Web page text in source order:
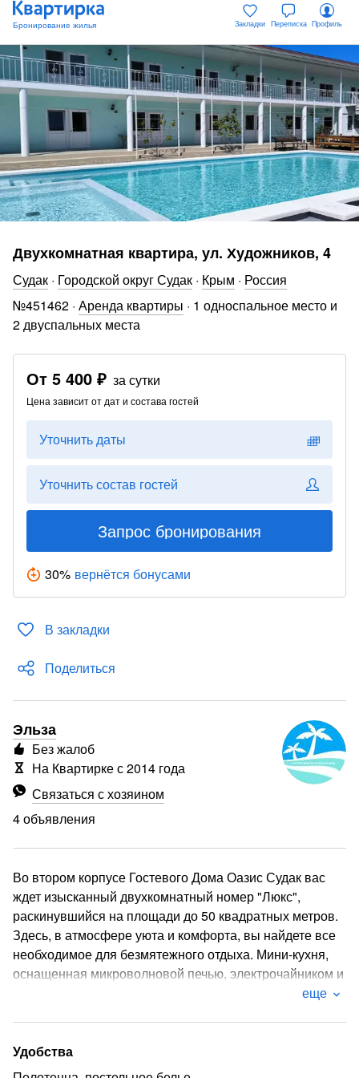
Закладки Переписка Профиль
Двухкомнатная квартира, ул. Художников, 4
Судак · Городской округ Судак · Крым · Россия
№451462 · Аренда квартиры · 1 односпальное место и
2 двуспальных места
От 5 400 ₽ за сутки
Цена зависит от дат и состава гостей
Уточнить даты
Уточнить состав гостей
Запрос бронирования
30% вернётся бонусами
В закладки
Поделиться
Эльза
Связаться с хозяином
4 объявления
Без жалоб
На Квартирке с 2014 года
Во втором корпусе Гостевого Дома Оазис Судак вас
ждет изысканный двухкомнатный номер "Люкс",
раскинувшийся на площади до 50 квадратных метров.
Здесь, в атмосфере уюта и комфорта, вы найдете все
необходимое для безмятежного отдыха. Мини-кухня,
оснащенная микроволновой печью, электрочайником и
полным набором посуды, позволит вам наслаждаться
односпальной кроватей, а просторный шкаф-купе с
легкостью вместит все ваши вещи. Телевизор и
еще
Удобства